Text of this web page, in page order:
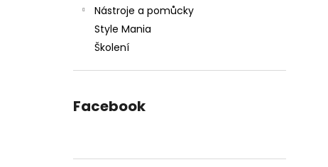
Nástroje a pomůcky
Style Mania
Školení
Facebook